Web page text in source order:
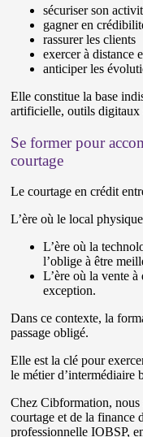
sécuriser son
gagner en
rassurer les clients
exercer à distance
anticiper les
Elle constitue la base
artificielle, outils digitaux
Se former pour
courtage
Le courtage en crédit
L’ère où le local
L’ère où la
l’oblige à être
L’ère où la vente
exception.
Dans ce contexte, la
passage obligé.
Elle est la clé pour
le métier d’intermédiaire
Chez Cibformation, nous
courtage et de la finance
professionnelle IOBSP,